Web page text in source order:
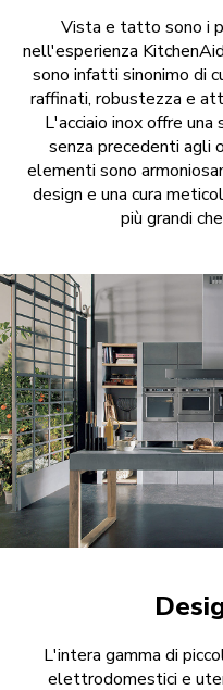
Vista e tatto sono i
nell'esperienza
sono infatti sinonimo di
raffinati, robustezza e
L'acciaio inox offre
senza precedenti agli
elementi sono
design e una cura
più grandi
L'intera gamma di
elettrodomestici e